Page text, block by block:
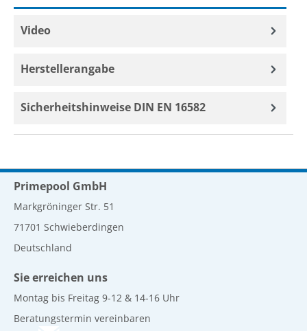
Video
Herstellerangabe
Sicherheitshinweise DIN EN 16582
Primepool GmbH
Markgröninger Str. 51
71701 Schwieberdingen
Deutschland
Sie erreichen uns
Montag bis Freitag 9-12 & 14-16 Uhr
Beratungstermin vereinbaren